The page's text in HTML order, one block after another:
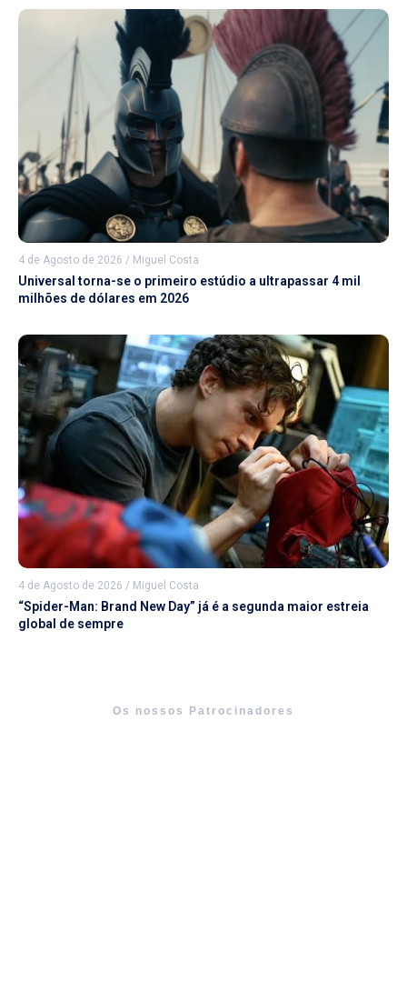
4 de Agosto de 2026 / Miguel Costa
Universal torna-se o primeiro estúdio a ultrapassar 4 mil
milhões de dólares em 2026
4 de Agosto de 2026 / Miguel Costa
“Spider-Man: Brand New Day” já é a segunda maior estreia
global de sempre
Os nossos Patrocinadores